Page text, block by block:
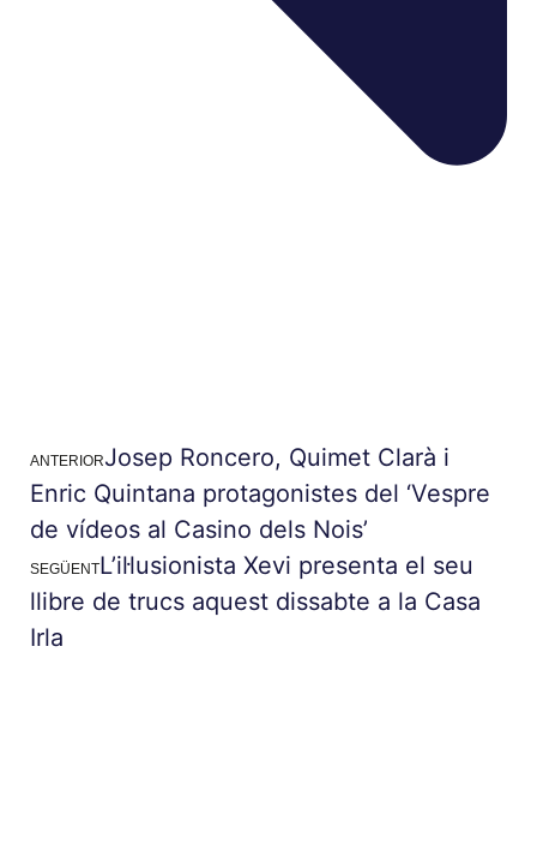
ANTERIORJosep Roncero, Quimet Clarà i
Enric Quintana protagonistes del ‘Vespre
de vídeos al Casino dels Nois’
SEGÜENTL’il·lusionista Xevi presenta el seu
llibre de trucs aquest dissabte a la Casa
Irla